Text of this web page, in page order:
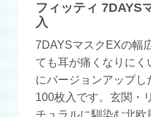
フィッティ 7DAYS
入
7DAYSマスクEXの幅
ても耳が痛くなりにく
にバージョンアップし
100枚入です。玄関・